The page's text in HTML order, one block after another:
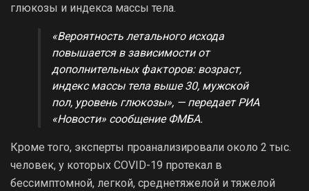
глюкозы и индекса массы тела.
«Вероятность летального исхода
повышается в зависимости от
дополнительных факторов: возраст,
индекс массы тела выше 30, мужской
пол, уровень глюкозы», — передает РИА
«Новости» сообщение ФМБА.
Кроме того, эксперты проанализировали около 2 тыс.
человек, у которых COVID-19 протекал в
бессимптомной, легкой, среднетяжелой и тяжелой